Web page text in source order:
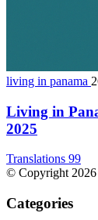
living in panama
Living in
2025
Translations 99
© Copyright 2026
Categories